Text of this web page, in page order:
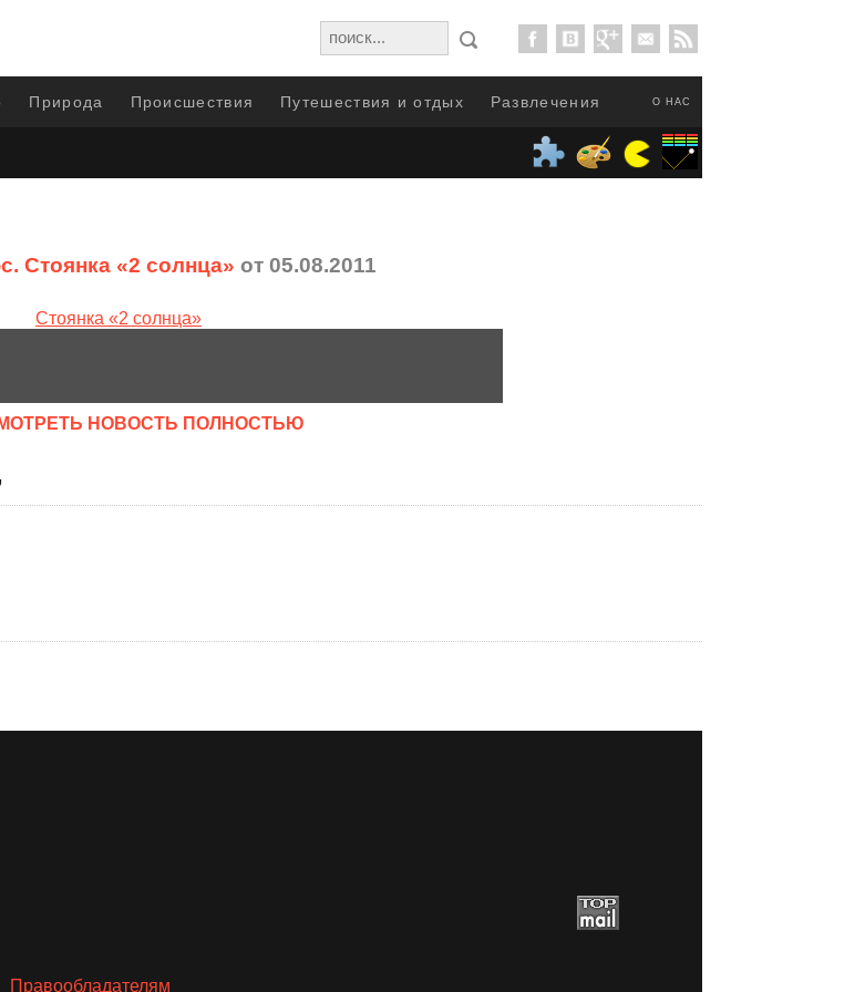
О НАС
Природа Происшествия Путешествия и отдых Развлечения
Стоянка «2 солнца» от 05.08.2011
НОВОСТЬ ПОЛНОСТЬЮ
Правообладателям